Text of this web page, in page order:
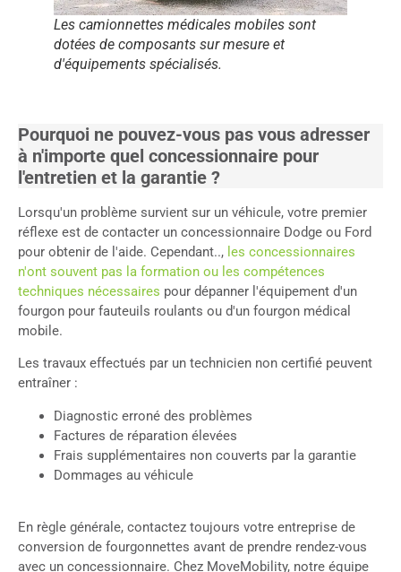
Les camionnettes médicales mobiles sont
dotées de composants sur mesure et
d'équipements spécialisés.
Pourquoi ne pouvez-vous pas vous adresser
à n'importe quel concessionnaire pour
l'entretien et la garantie ?
Lorsqu'un problème survient sur un véhicule, votre premier
réflexe est de contacter un concessionnaire Dodge ou Ford
pour obtenir de l'aide. Cependant.., les concessionnaires
n'ont souvent pas la formation ou les compétences
techniques nécessaires pour dépanner l'équipement d'un
fourgon pour fauteuils roulants ou d'un fourgon médical
mobile.
Les travaux effectués par un technicien non certifié peuvent
entraîner :
Diagnostic erroné des problèmes
Factures de réparation élevées
Frais supplémentaires non couverts par la garantie
Dommages au véhicule
En règle générale, contactez toujours votre entreprise de
conversion de fourgonnettes avant de prendre rendez-vous
avec un concessionnaire. Chez MoveMobility, notre équipe